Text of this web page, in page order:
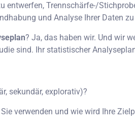
entwerfen, Trennschärfe-/
und Analyse Ihrer Daten
? Ja, das haben wir. Und wir
sind. Ihr statistischer
sekundär, explorativ)?
verwenden und wie wird Ihre